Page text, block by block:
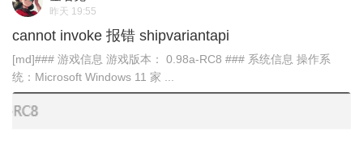
昨天 19:55
cannot invoke 报错 shipvariantapi
[md]### 游戏信息 游戏版本： 0.98a-RC8 ### 系统信息 操作系
统：Microsoft Windows 11 家 ...